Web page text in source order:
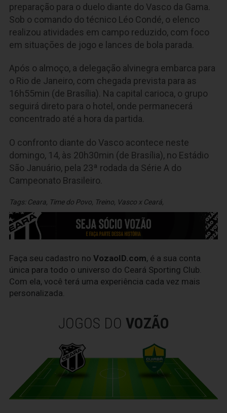
preparação para o duelo diante do Vasco da Gama.
Sob o comando do técnico Léo Condé, o elenco
realizou atividades em campo reduzido, com foco
em situações de jogo e lances de bola parada.
Após o almoço, a delegação alvinegra embarca para
o Rio de Janeiro, com chegada prevista para as
16h55min (de Brasília). Na capital carioca, o grupo
seguirá direto para o hotel, onde permanecerá
concentrado até a hora da partida.
O confronto diante do Vasco acontece neste
domingo, 14, às 20h30min (de Brasília), no Estádio
São Januário, pela 23ª rodada da Série A do
Campeonato Brasileiro.
Tags: Ceara, Time do Povo, Treino, Vasco x Ceará,
Faça seu cadastro no VozaoID.com, é a sua conta
única para todo o universo do Ceará Sporting Club.
Com ela, você terá uma experiência cada vez mais
personalizada.
JOGOS DO VOZÃO